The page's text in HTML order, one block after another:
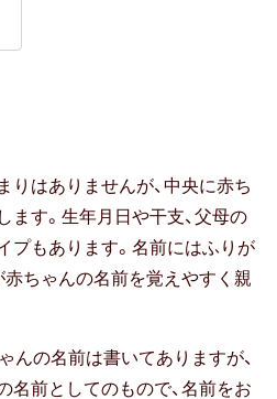
りはありませんが、中央に赤ち
ます。生年月日や干支、父母の
プもあります。名前にはふりが
赤ちゃんの名前を覚えやすく親
んの名前は書いてありますが、
名前としてのもので、名前をお